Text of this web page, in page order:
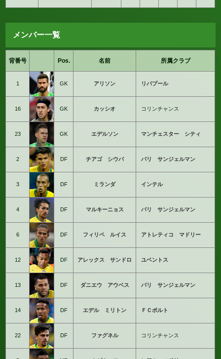
メンバー一覧
背番号 Pos. 名前 所属クラブ
1 GK アリソン リバプール
16 GK カッシオ コリンチャンス
23 GK エデルソン マンチェスター シティ
2 DF チアゴ シウバ パリ サンジェルマン
3 DF ミランダ インテル
4 DF マルキーニョス パリ サンジェルマン
6 DF フィリペ ルイス アトレティコ マドリー
12 DF アレックス サンドロ ユベントス
13 DF ダニエウ アウベス パリ サンジェルマン
14 DF エデル ミリトン ＦＣポルト
22 DF ファグネル コリンチャンス